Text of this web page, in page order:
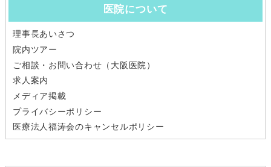
医院について
理事長あいさつ
院内ツアー
ご相談・お問い合わせ（大阪医院）
求人案内
メディア掲載
プライバシーポリシー
医療法人福涛会のキャンセルポリシー